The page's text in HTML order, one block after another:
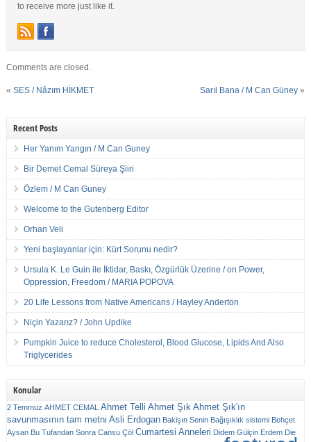
to receive more just like it.
Comments are closed.
« SES / Nâzım HİKMET Sarıl Bana / M Can Güney »
Recent Posts
Her Yanım Yangın / M Can Guney
Bir Demet Cemal Süreya Şiiri
Özlem / M Can Guney
Welcome to the Gutenberg Editor
Orhan Veli
Yeni başlayanlar için: Kürt Sorunu nedir?
Ursula K. Le Guin ile İktidar, Baskı, Özgürlük Üzerine / on Power,
Oppression, Freedom / MARIA POPOVA
20 Life Lessons from Native Americans / Hayley Anderton
Niçin Yazarız? / John Updike
Pumpkin Juice to reduce Cholesterol, Blood Glucose, Lipids And Also
Triglycerides
Konular
2 Temmuz AHMET CEMAL Ahmet Telli Ahmet Şık Ahmet Şık'ın
savunmasının tam metni Asli Erdogan Bakişın Senin Bağışıklık sistemi Behçet
Aysan Bu Tufandan Sonra Cansu Çöl Cumartesi Anneleri Didem Gülçin Erdem Die